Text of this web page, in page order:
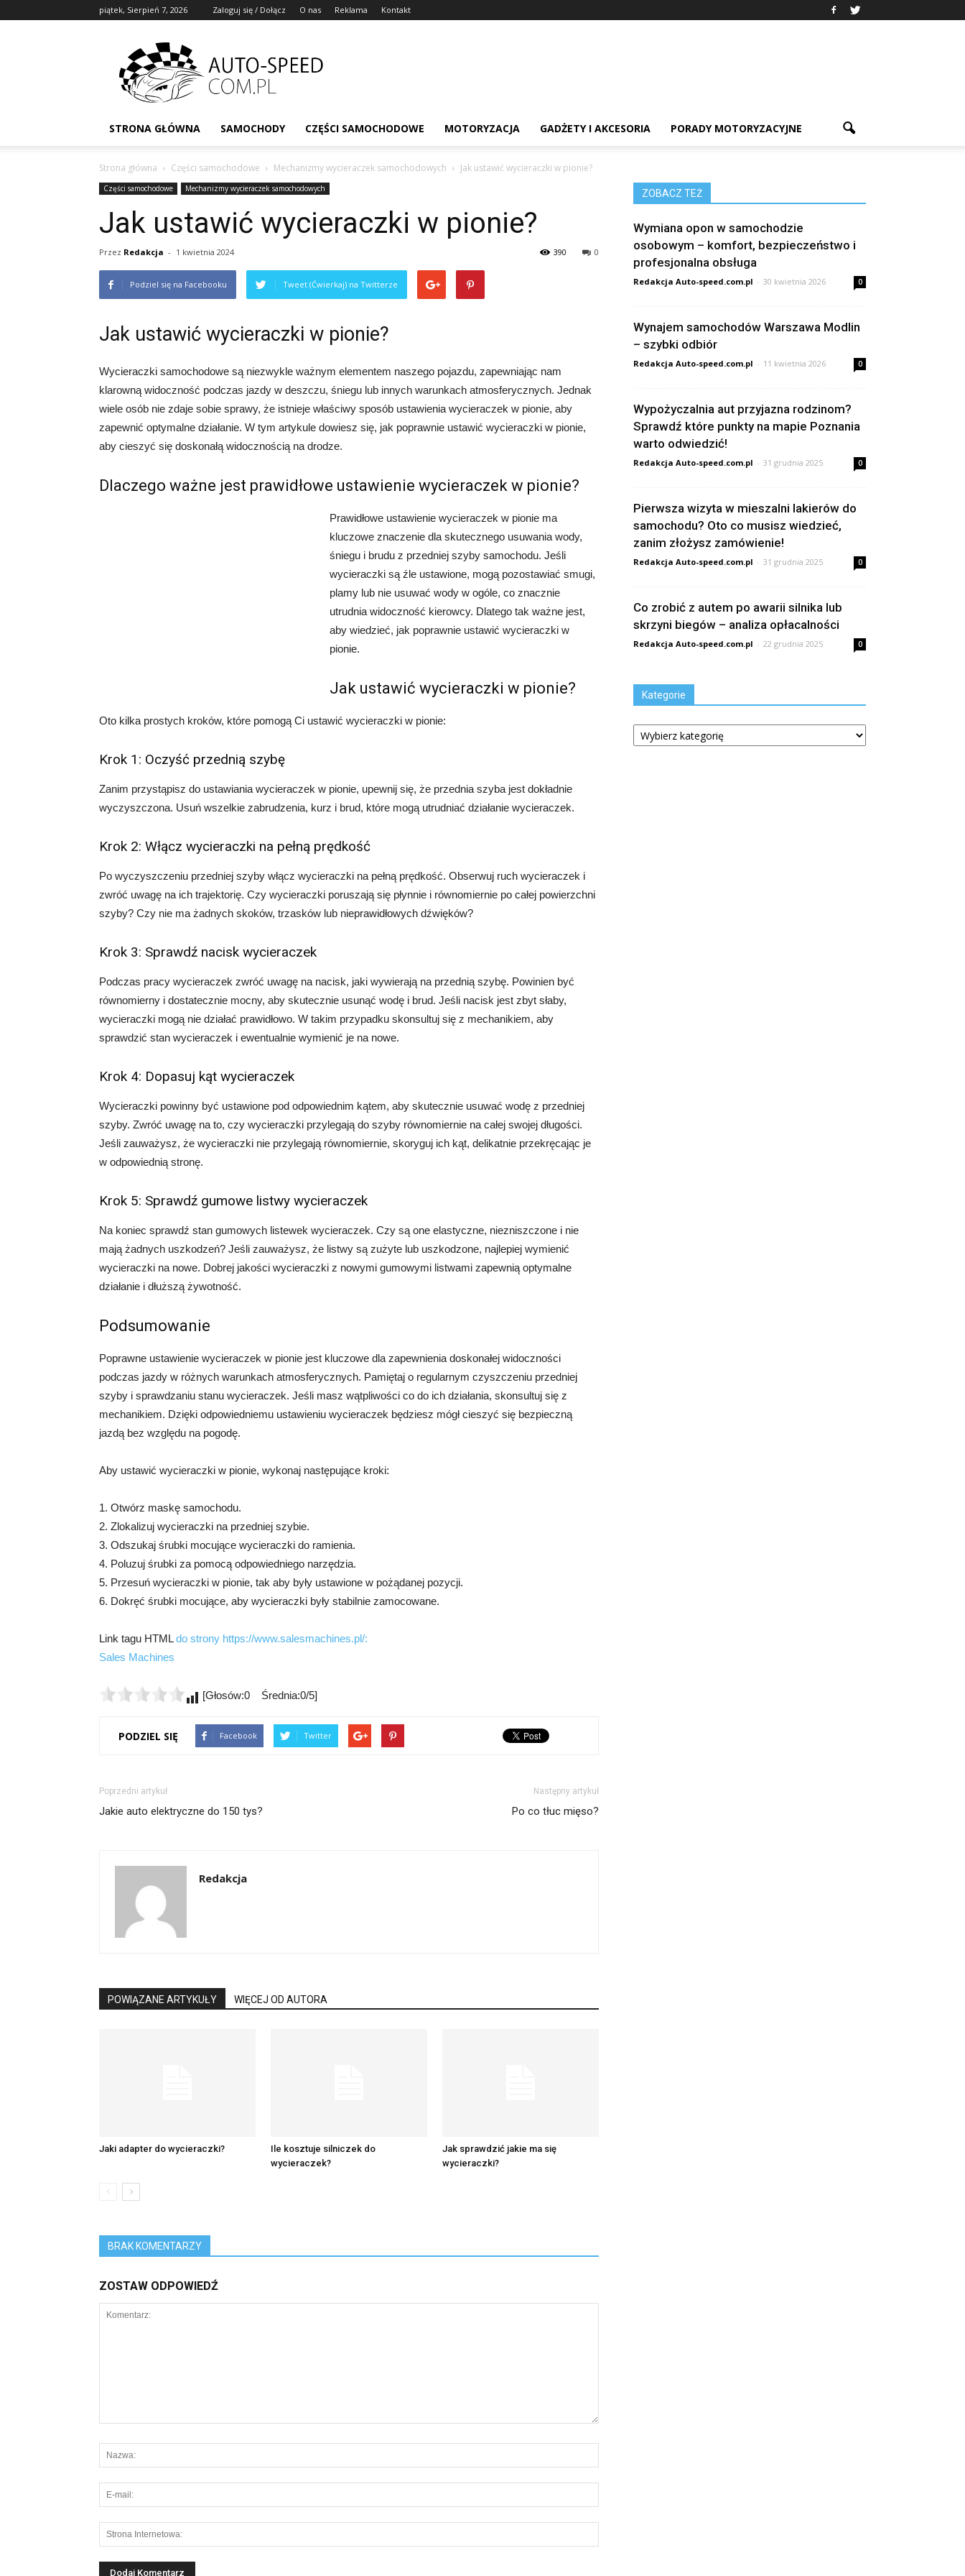
piątek, Sierpień 7, 2026 Zaloguj się / Dołącz O nas Reklama Kontakt
STRONA GŁÓWNA SAMOCHODY CZĘŚCI SAMOCHODOWE MOTORYZACJA GADŻETY I AKCESORIA PORADY MOTORYZACYJNE
Strona główna Części samochodowe Mechanizmy wycieraczek samochodowych Jak ustawić wycieraczki w pionie?
Części samochodowe Mechanizmy wycieraczek samochodowych
Jak ustawić wycieraczki w pionie?
Przez Redakcja - 1 kwietnia 2024 0
390
Podziel się na Facebooku Tweet (Ćwierkaj) na Twitterze
Jak ustawić wycieraczki w pionie?
Wycieraczki samochodowe są niezwykle ważnym elementem naszego pojazdu, zapewniając nam
klarowną widoczność podczas jazdy w deszczu, śniegu lub innych warunkach atmosferycznych. Jednak
wiele osób nie zdaje sobie sprawy, że istnieje właściwy sposób ustawienia wycieraczek w pionie, aby
zapewnić optymalne działanie. W tym artykule dowiesz się, jak poprawnie ustawić wycieraczki w pionie,
aby cieszyć się doskonałą widocznością na drodze.
Dlaczego ważne jest prawidłowe ustawienie wycieraczek w pionie?
Prawidłowe ustawienie wycieraczek w pionie ma
kluczowe znaczenie dla skutecznego usuwania wody,
śniegu i brudu z przedniej szyby samochodu. Jeśli
wycieraczki są źle ustawione, mogą pozostawiać smugi,
plamy lub nie usuwać wody w ogóle, co znacznie
utrudnia widoczność kierowcy. Dlatego tak ważne jest,
aby wiedzieć, jak poprawnie ustawić wycieraczki w
pionie.
Jak ustawić wycieraczki w pionie?
Oto kilka prostych kroków, które pomogą Ci ustawić wycieraczki w pionie:
Krok 1: Oczyść przednią szybę
Zanim przystąpisz do ustawiania wycieraczek w pionie, upewnij się, że przednia szyba jest dokładnie
wyczyszczona. Usuń wszelkie zabrudzenia, kurz i brud, które mogą utrudniać działanie wycieraczek.
Krok 2: Włącz wycieraczki na pełną prędkość
Po wyczyszczeniu przedniej szyby włącz wycieraczki na pełną prędkość. Obserwuj ruch wycieraczek i
zwróć uwagę na ich trajektorię. Czy wycieraczki poruszają się płynnie i równomiernie po całej powierzchni
szyby? Czy nie ma żadnych skoków, trzasków lub nieprawidłowych dźwięków?
Krok 3: Sprawdź nacisk wycieraczek
Podczas pracy wycieraczek zwróć uwagę na nacisk, jaki wywierają na przednią szybę. Powinien być
równomierny i dostatecznie mocny, aby skutecznie usunąć wodę i brud. Jeśli nacisk jest zbyt słaby,
wycieraczki mogą nie działać prawidłowo. W takim przypadku skonsultuj się z mechanikiem, aby
sprawdzić stan wycieraczek i ewentualnie wymienić je na nowe.
Krok 4: Dopasuj kąt wycieraczek
Wycieraczki powinny być ustawione pod odpowiednim kątem, aby skutecznie usuwać wodę z przedniej
szyby. Zwróć uwagę na to, czy wycieraczki przylegają do szyby równomiernie na całej swojej długości.
Jeśli zauważysz, że wycieraczki nie przylegają równomiernie, skoryguj ich kąt, delikatnie przekręcając je
w odpowiednią stronę.
Krok 5: Sprawdź gumowe listwy wycieraczek
Na koniec sprawdź stan gumowych listewek wycieraczek. Czy są one elastyczne, niezniszczone i nie
mają żadnych uszkodzeń? Jeśli zauważysz, że listwy są zużyte lub uszkodzone, najlepiej wymienić
wycieraczki na nowe. Dobrej jakości wycieraczki z nowymi gumowymi listwami zapewnią optymalne
działanie i dłuższą żywotność.
Podsumowanie
Poprawne ustawienie wycieraczek w pionie jest kluczowe dla zapewnienia doskonałej widoczności
podczas jazdy w różnych warunkach atmosferycznych. Pamiętaj o regularnym czyszczeniu przedniej
szyby i sprawdzaniu stanu wycieraczek. Jeśli masz wątpliwości co do ich działania, skonsultuj się z
mechanikiem. Dzięki odpowiedniemu ustawieniu wycieraczek będziesz mógł cieszyć się bezpieczną
jazdą bez względu na pogodę.
Aby ustawić wycieraczki w pionie, wykonaj następujące kroki:
1. Otwórz maskę samochodu.
2. Zlokalizuj wycieraczki na przedniej szybie.
3. Odszukaj śrubki mocujące wycieraczki do ramienia.
4. Poluzuj śrubki za pomocą odpowiedniego narzędzia.
5. Przesuń wycieraczki w pionie, tak aby były ustawione w pożądanej pozycji.
6. Dokręć śrubki mocujące, aby wycieraczki były stabilnie zamocowane.
Link tagu HTMLdo strony https://www.salesmachines.pl/:
Sales Machines
[Głosów:0 Średnia:0/5]
PODZIEL SIĘ Facebook Twitter
Poprzedni artykuł
Jakie auto elektryczne do 150 tys?
Następny artykuł
Po co tłuc mięso?
Redakcja
POWIĄZANE ARTYKUŁY WIĘCEJ OD AUTORA
Jaki adapter do wycieraczki?
Ile kosztuje silniczek do
wycieraczek?
Jak sprawdzić jakie ma się
wycieraczki?
BRAK KOMENTARZY
ZOSTAW ODPOWIEDŹ
ZOBACZ TEŻ
Wymiana opon w samochodzie
osobowym – komfort, bezpieczeństwo i
profesjonalna obsługa
Redakcja Auto-speed.com.pl - 30 kwietnia 2026 0
Wynajem samochodów Warszawa Modlin
– szybki odbiór
Redakcja Auto-speed.com.pl - 11 kwietnia 2026 0
Wypożyczalnia aut przyjazna rodzinom?
Sprawdź które punkty na mapie Poznania
warto odwiedzić!
Redakcja Auto-speed.com.pl - 31 grudnia 2025 0
Pierwsza wizyta w mieszalni lakierów do
samochodu? Oto co musisz wiedzieć,
zanim złożysz zamówienie!
Redakcja Auto-speed.com.pl - 31 grudnia 2025 0
Co zrobić z autem po awarii silnika lub
skrzyni biegów – analiza opłacalności
Redakcja Auto-speed.com.pl - 22 grudnia 2025 0
Kategorie
Kategorie